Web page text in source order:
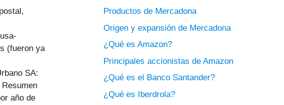
(fueron ya
SA:
año de
Productos de Mercadona
Origen y expansión de Mercadona
¿Qué es Amazon?
Principales accionistas de Amazon
¿Qué es el Banco Santander?
¿Qué es Iberdrola?